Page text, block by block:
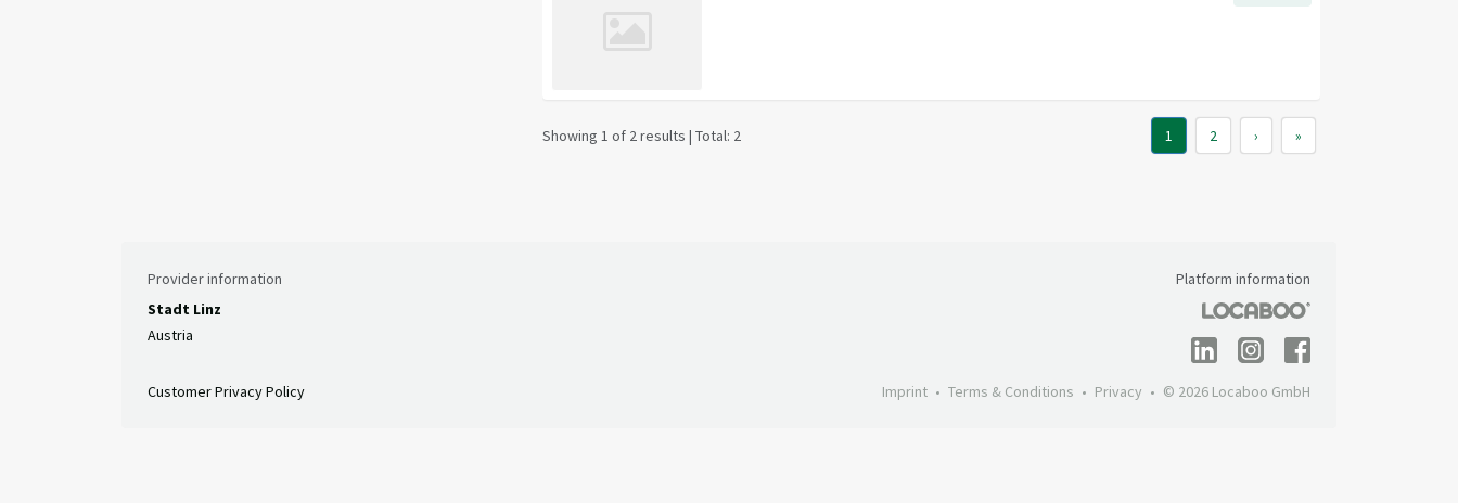
Showing 1 of 2 results | Total: 2 1 2 › »
Provider information
Stadt Linz
Austria
Customer Privacy Policy
Platform information
Imprint Terms & Conditions Privacy © 2026 Locaboo GmbH